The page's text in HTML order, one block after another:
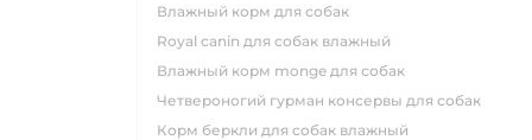
влажный корм для собак
royal canin для собак влажный
влажный корм monge для собак
четвероногий гурман консервы для собак
корм беркли для собак влажный